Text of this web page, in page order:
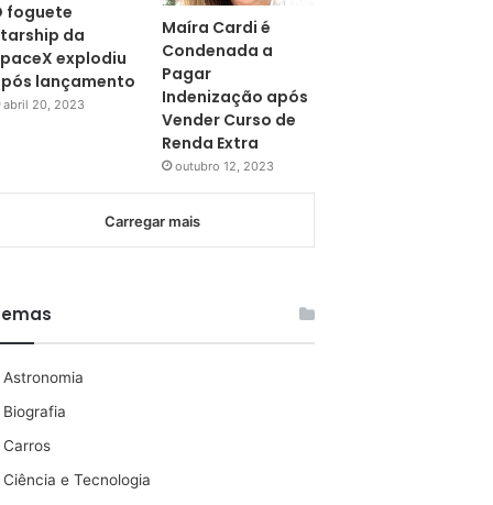
foguete
da
explodiu
lançamento
abril 20, 2023
Maíra Cardi é
Condenada a
Pagar
Indenização após
Vender Curso de
Renda Extra
outubro 12, 2023
Carregar mais
Astronomia
Biografia
Carros
Ciência e Tecnologia